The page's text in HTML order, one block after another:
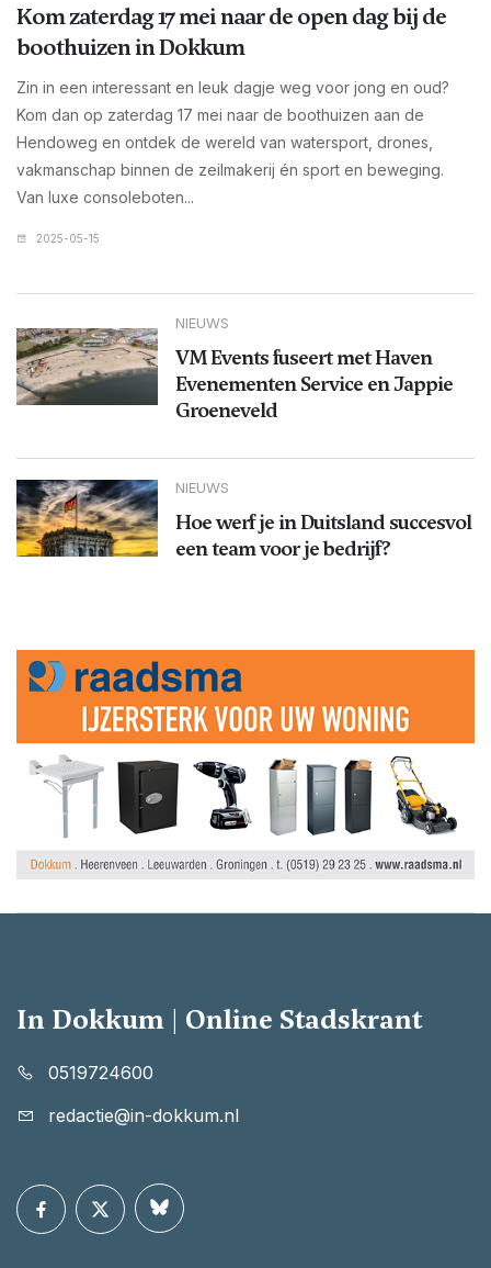
Kom zaterdag 17 mei naar de open dag bij de
boothuizen in Dokkum
Zin in een interessant en leuk dagje weg voor jong en oud?
Kom dan op zaterdag 17 mei naar de boothuizen aan de
Hendoweg en ontdek de wereld van watersport, drones,
vakmanschap binnen de zeilmakerij én sport en beweging.
Van luxe consoleboten...
2025-05-15
NIEUWS
VM Events fuseert met Haven
Evenementen Service en Jappie
Groeneveld
NIEUWS
Hoe werf je in Duitsland succesvol
een team voor je bedrijf?
In Dokkum | Online Stadskrant
0519724600
redactie@in-dokkum.nl